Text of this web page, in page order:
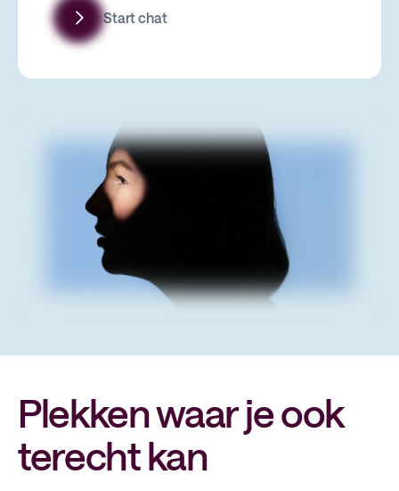
Start chat
Plekken waar je ook
terecht kan